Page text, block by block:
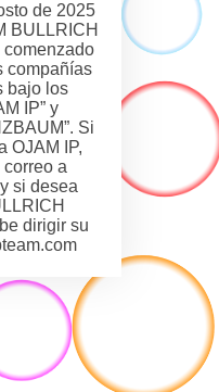
de 2025
BULLRICH
compañías
bajo los
IP” y
Si
OJAM IP,
a
si desea
dirigir su